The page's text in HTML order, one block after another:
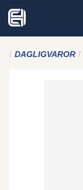
DAGLIGVAROR